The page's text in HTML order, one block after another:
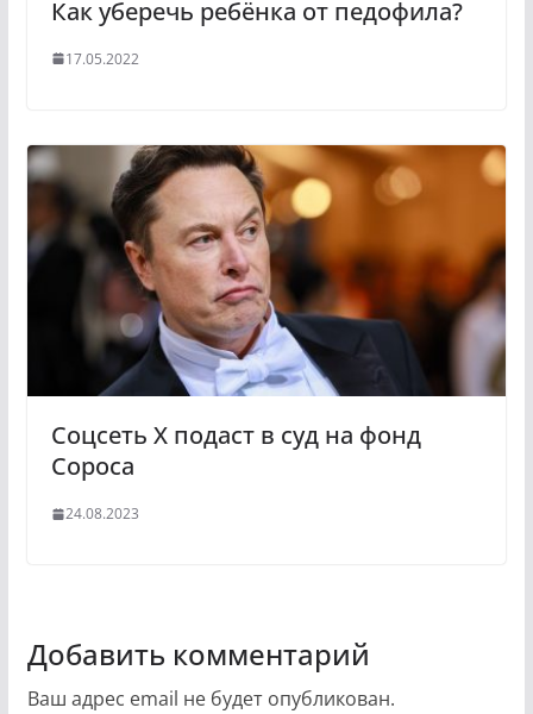
Как уберечь ребёнка от педофила?
17.05.2022
Соцсеть X подаст в суд на фонд
Сороса
24.08.2023
Добавить комментарий
Ваш адрес email не будет опубликован.